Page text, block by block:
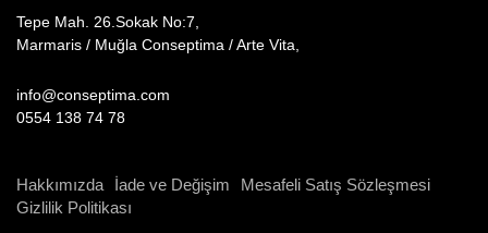
Tepe Mah. 26.Sokak No:7,
Marmaris / Muğla Conseptima / Arte Vita,
info@conseptima.com
0554 138 74 78
Hakkımızda İade ve Değişim
Mesafeli Satış Sözleşmesi
Gizlilik Politikası